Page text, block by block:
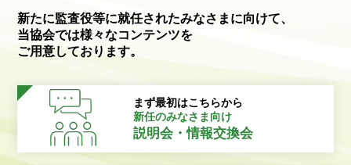
新たに監査役等に就任されたみなさまに向けて、
当協会では様々なコンテンツを
ご用意しております。
まず最初はこちらから
新任のみなさま向け
説明会・情報交換会